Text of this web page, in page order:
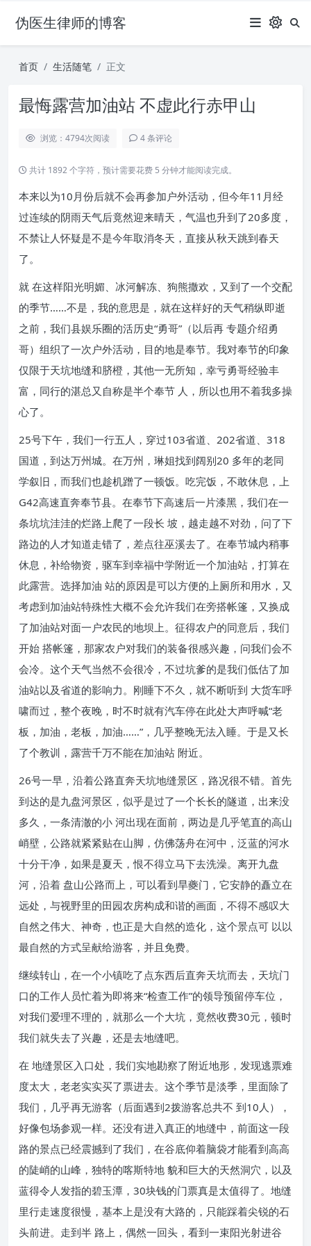
伪医生律师的博客
首页 生活随笔 正文
最悔露营加油站 不虚此行赤甲山
浏览：4794次阅读 4 条评论
共计 1892 个字符，预计需要花费 5 分钟才能阅读完成。
本来以为10月份后就不会再参加户外活动，但今年11月经
过连续的阴雨天气后竟然迎来晴天，气温也升到了20多度，
不禁让人怀疑是不是今年取消冬天，直接从秋天跳到春天
了。
就 在这样阳光明媚、冰河解冻、狗熊撒欢，又到了一个交配
的季节……不是，我的意思是，就在这样好的天气稍纵即逝
之前，我们县娱乐圈的活历史“勇哥”（以后再 专题介绍勇
哥）组织了一次户外活动，目的地是奉节。我对奉节的印象
仅限于天坑地缝和脐橙，其他一无所知，幸亏勇哥经验丰
富，同行的湛总又自称是半个奉节 人，所以也用不着我多操
心了。
25号下午，我们一行五人，穿过103省道、202省道、318
国道，到达万州城。在万州，琳姐找到阔别20 多年的老同
学叙旧，而我们也趁机蹭了一顿饭。吃完饭，不敢休息，上
G42高速直奔奉节县。在奉节下高速后一片漆黑，我们在一
条坑坑洼洼的烂路上爬了一段长 坡，越走越不对劲，问了下
路边的人才知道走错了，差点往巫溪去了。在奉节城内稍事
休息，补给物资，驱车到幸福中学附近一个加油站，打算在
此露营。选择加油 站的原因是可以方便的上厕所和用水，又
考虑到加油站特殊性大概不会允许我们在旁搭帐篷，又换成
了加油站对面一户农民的地坝上。征得农户的同意后，我们
开始 搭帐篷，那家农户对我们的装备很感兴趣，问我们会不
会冷。这个天气当然不会很冷，不过坑爹的是我们低估了加
油站以及省道的影响力。刚睡下不久，就不断听到 大货车呼
啸而过，整个夜晚，时不时就有汽车停在此处大声呼喊“老
板，加油，老板，加油……”，几乎整晚无法入睡。于是又长
了个教训，露营千万不能在加油站 附近。
26号一早，沿着公路直奔天坑地缝景区，路况很不错。首先
到达的是九盘河景区，似乎是过了一个长长的隧道，出来没
多久，一条清澈的小 河出现在面前，两边是几乎笔直的高山
峭壁，公路就紧紧贴在山脚，仿佛荡舟在河中，泛蓝的河水
十分干净，如果是夏天，恨不得立马下去洗澡。离开九盘
河，沿着 盘山公路而上，可以看到旱夔门，它安静的矗立在
远处，与视野里的田园农房构成和谐的画面，不得不感叹大
自然之伟大、神奇，也正是大自然的造化，这个景点可 以以
最自然的方式呈献给游客，并且免费。
继续转山，在一个小镇吃了点东西后直奔天坑而去，天坑门
口的工作人员忙着为即将来“检查工作”的领导预留停车位，
对我们爱理不理的，就那么一个大坑，竟然收费30元，顿时
我们就失去了兴趣，还是去地缝吧。
在 地缝景区入口处，我们实地勘察了附近地形，发现逃票难
度太大，老老实实买了票进去。这个季节是淡季，里面除了
我们，几乎再无游客（后面遇到2拨游客总共不 到10人），
好像包场参观一样。还没有进入真正的地缝中，前面这一段
路的景点已经震撼到了我们，在谷底仰着脑袋才能看到高高
的陡峭的山峰，独特的喀斯特地 貌和巨大的天然洞穴，以及
蓝得令人发指的碧玉潭，30块钱的门票真是太值得了。地缝
里行走速度很慢，基本上是没有大路的，只能踩着尖锐的石
头前进。走到半 路上，偶然一回头，看到一束阳光射进谷